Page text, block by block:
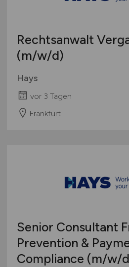
Rechtsanwalt
(m/w/d)
Hays
vor 3 Tagen
Frankfurt
Senior Consultant
Prevention &
Compliance (m/w/